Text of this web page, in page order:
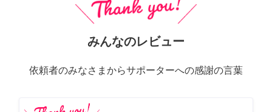
みんなのレビュー
依頼者のみなさまからサポーターへの感謝の言葉